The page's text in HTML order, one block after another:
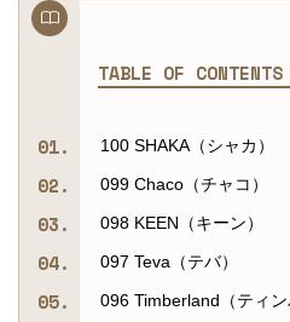
TABLE OF
100 SHAKA（シャカ）
099 Chaco（チャコ）
098 KEEN（キーン）
097 Teva（テバ）
096 Timberland（ティン